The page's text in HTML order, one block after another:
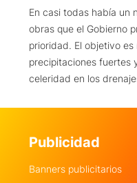
En casi todas había un
obras que el Gobierno
prioridad. El objetivo
precipitaciones fuertes
celeridad en los
Publicidad
Banners publicitarios